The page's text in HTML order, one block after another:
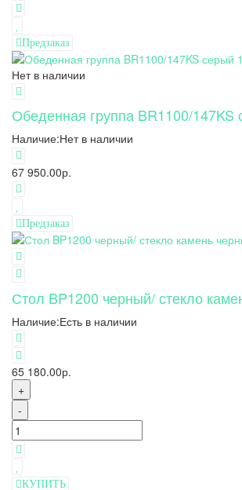
Предзаказ
Нет в наличии
Обеденная группа BR1100/
Наличие:Нет в наличии
67 950.00р.
Предзаказ
Стол BP1200 черный/ стекло
Наличие:Есть в наличии
65 180.00р.
+
-
КУПИТЬ